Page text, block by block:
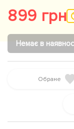
899 грн
Немає в
Обране